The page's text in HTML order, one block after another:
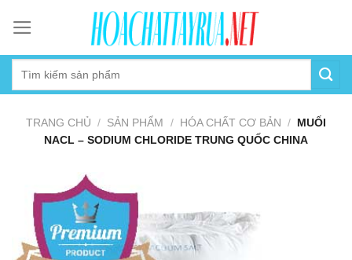
content
TRANG CHỦ / SẢN PHẨM / HÓA CHẤT CƠ BẢN / MUỐI
NACL – SODIUM CHLORIDE TRUNG QUỐC CHINA